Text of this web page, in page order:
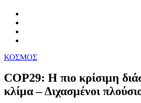
ΚΟΣΜΟΣ
COP29: Η πιο κρίσιμη
κλίμα – Διχασμένοι